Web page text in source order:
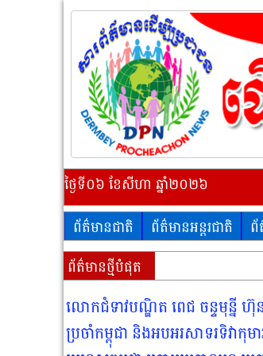
ថ្ងៃទី០៦ ខែសីហា ឆ្នាំ២០២៦
ព័ត៌មានជាតិ
ព័ត៌មានអន្តរជាតិ
ព័ត៌មានថ្មីបំផុត
លោកជំទាវបណ្ឌិត ពេជ ចន្ទមុន្នី
ប្រចាំកម្ពុជា និងអបអរសាទរទិវាកុ